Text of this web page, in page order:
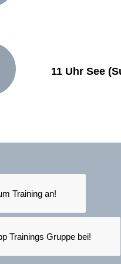
11 Uhr See
Training an!
Trainings Gruppe bei!